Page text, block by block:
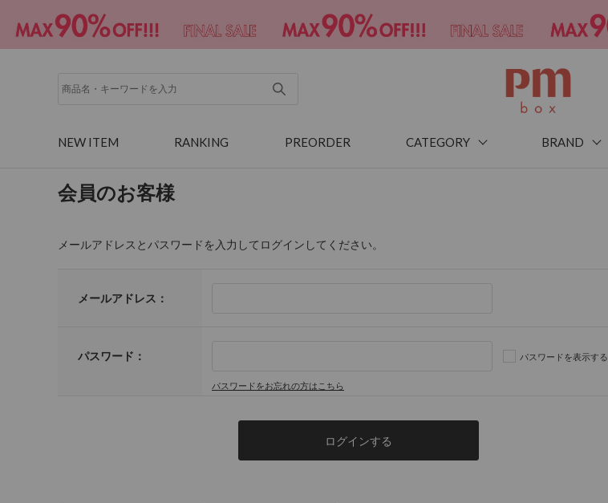
NEW ITEM RANKING PREORDER CATEGORY BRAND
会員のお客様
メールアドレスとパスワードを入力してログインしてください。
メールアドレス：
パスワード： パスワードを表示する
パスワードをお忘れの方はこちら